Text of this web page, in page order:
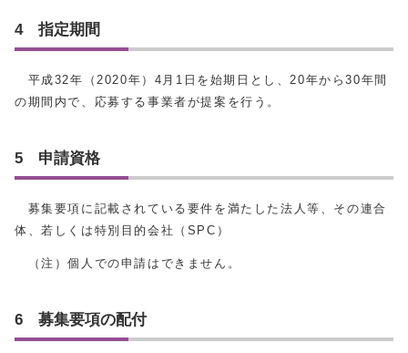
4 指定期間
平成32年（2020年）4月1日を始期日とし、20年から30年間
の期間内で、応募する事業者が提案を行う。
5 申請資格
募集要項に記載されている要件を満たした法人等、その連合
体、若しくは特別目的会社（SPC）
（注）個人での申請はできません。
6 募集要項の配付